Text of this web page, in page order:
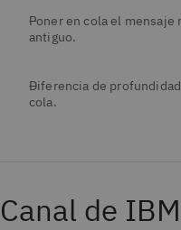
Poner en cola el mensaje
antiguo.
Diferencia de
cola.
Canal de